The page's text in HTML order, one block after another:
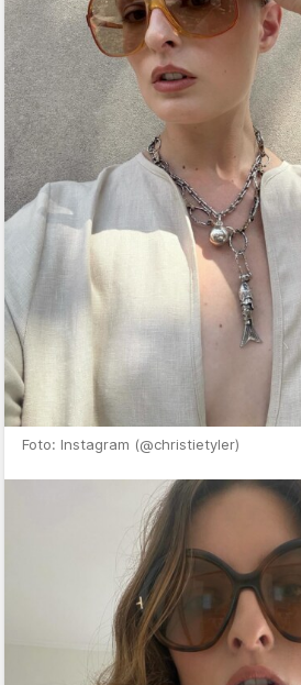
Foto: Instagram (@christietyler)